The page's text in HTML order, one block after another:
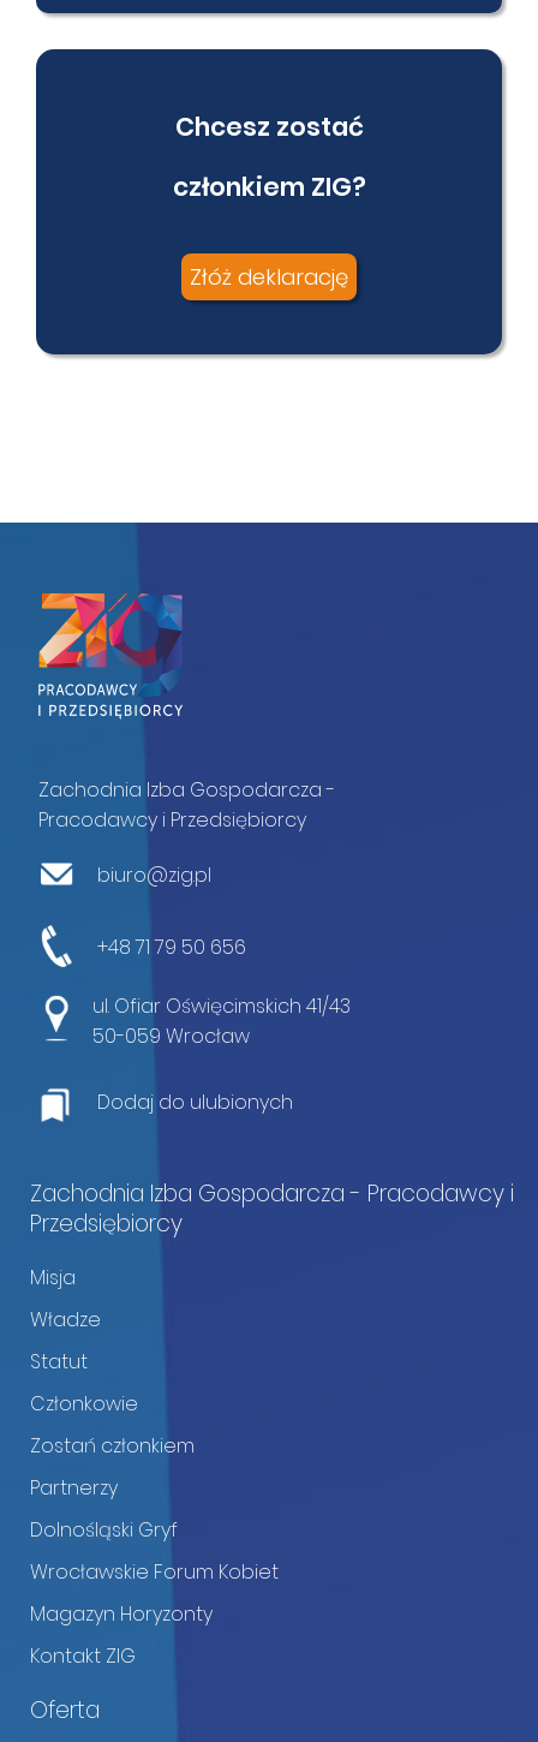
Chcesz zostać
członkiem ZIG?
Złóż deklarację
Zachodnia Izba Gospodarcza -
Pracodawcy i Przedsiębiorcy
biuro@zig.pl
+48 71 79 50 656
ul. Ofiar Oświęcimskich 41/43
50-059 Wrocław
Dodaj do ulubionych
Zachodnia Izba Gospodarcza - Pracodawcy i
Przedsiębiorcy
Misja
Władze
Statut
Członkowie
Zostań członkiem
Partnerzy
Dolnośląski Gryf
Wrocławskie Forum Kobiet
Magazyn Horyzonty
Kontakt ZIG
Oferta